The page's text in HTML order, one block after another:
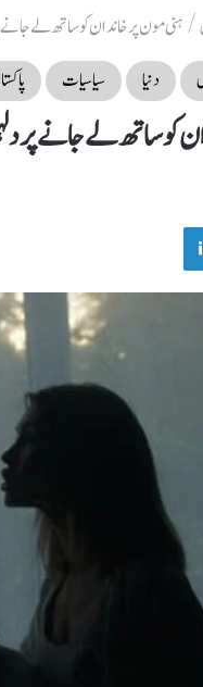
/ہنی مون پر خاندان کو ساتھ لے
دنیا سیاسیات
کو ساتھ لے جانے پر
LinkedIn